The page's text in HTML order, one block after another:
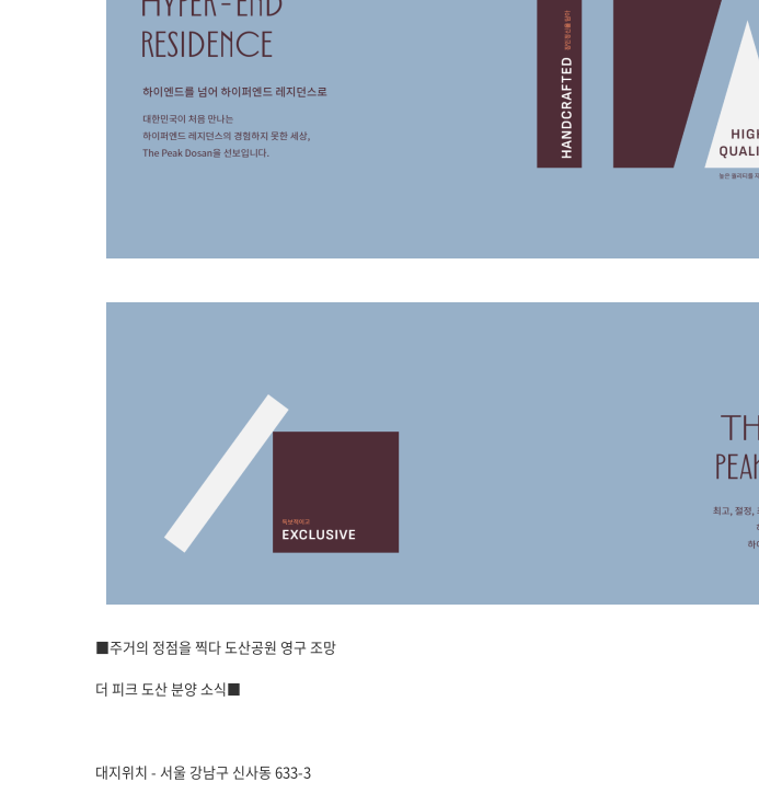
■주거의 정점을 찍다 도산공원 영구 조망
더 피크 도산 분양 소식■
대지위치 - 서울 강남구 신사동 633-3